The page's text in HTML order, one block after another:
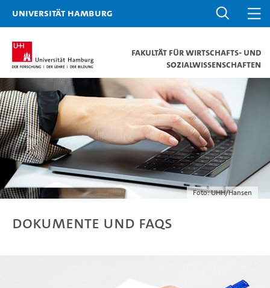
Universität Hamburg
Fakultät für Wirtschafts- und
Sozialwissenschaften
Foto: UHH/Hansen
Dokumente und FAQs